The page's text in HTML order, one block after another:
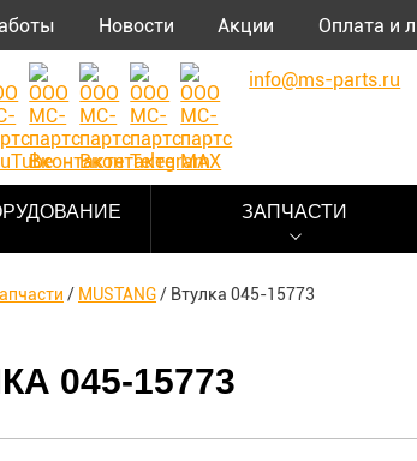
Новости Акции Оплата и
info@ms-parts.ru
ЗАПЧАСТИ
/ MUSTANG/ Втулка 045-15773
045-15773